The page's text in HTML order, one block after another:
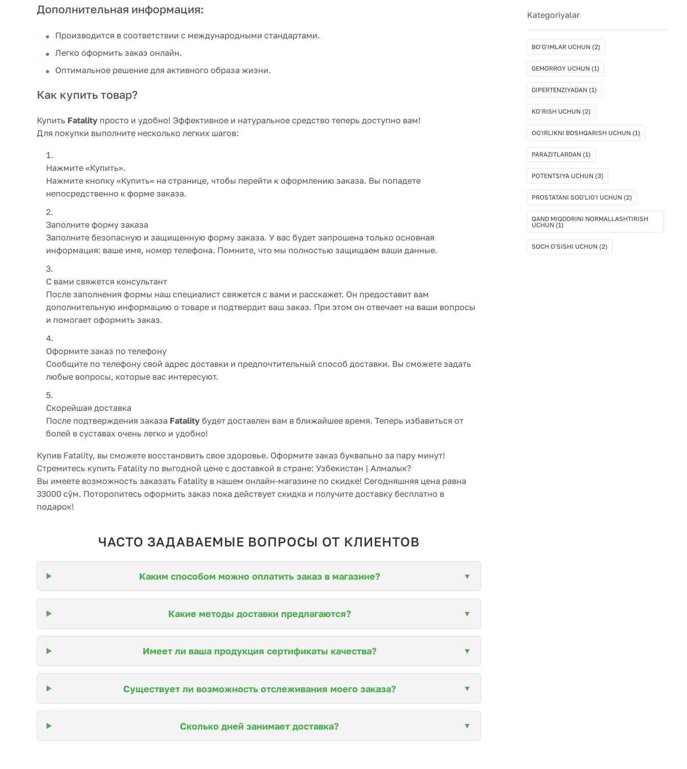
Дополнительная информация:
Производится в соответствии с международными стандартами.
Легко оформить заказ онлайн.
Оптимальное решение для активного образа жизни.
Как купить товар?
Купить Fatality просто и удобно! Эффективное и натуральное средство теперь доступно вам!
Для покупки выполните несколько легких шагов:
Нажмите «Купить».
Нажмите кнопку «Купить» на странице, чтобы перейти к оформлению заказа. Вы попадете
непосредственно к форме заказа.
Заполните форму заказа
Заполните безопасную и защищенную форму заказа. У вас будет запрошена только основная
информация: ваше имя, номер телефона. Помните, что мы полностью защищаем ваши данные.
С вами свяжется консультант
После заполнения формы наш специалист свяжется с вами и расскажет. Он предоставит вам
дополнительную информацию о товаре и подтвердит ваш заказ. При этом он отвечает на ваши вопросы
и помогает оформить заказ.
Оформите заказ по телефону
Сообщите по телефону свой адрес доставки и предпочтительный способ доставки. Вы сможете задать
любые вопросы, которые вас интересуют.
Скорейшая доставка
После подтверждения заказа Fatality будет доставлен вам в ближайшее время. Теперь избавиться от
болей в суставах очень легко и удобно!
Купив Fatality, вы сможете восстановить свое здоровье. Оформите заказ буквально за пару минут!
Стремитесь купить Fatality по выгодной цене с доставкой в стране: Узбекистан | Алмалык?
Вы имеете возможность заказать Fatality в нашем онлайн-магазине по скидке! Сегодняшняя цена равна
33000 сўм. Поторопитесь оформить заказ пока действует скидка и получите доставку бесплатно в
подарок!
ЧАСТО ЗАДАВАЕМЫЕ ВОПРОСЫ ОТ КЛИЕНТОВ
Каким способом можно оплатить заказ в магазине?
Какие методы доставки предлагаются?
Имеет ли ваша продукция сертификаты качества?
Существует ли возможность отслеживания моего заказа?
Сколько дней занимает доставка?
Kategoriyalar
BO'G'IMLAR UCHUN (2)
GEMORROY UCHUN (1)
GIPERTENZIYADAN (1)
KO'RISH UCHUN (2)
OG'IRLIKNI BOSHQARISH UCHUN (1)
PARAZITLARDAN (1)
POTENTSIYA UCHUN (3)
PROSTATANI SOG'LIG'I UCHUN (2)
QAND MIQDORINI NORMALLASHTIRISH
UCHUN (1)
SOCH O'SISHI UCHUN (2)